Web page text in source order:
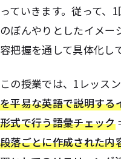
っていきます。従って、
のぼんやりとしたイメー
容把握を通して具体化し
この授業では、1レッス
を平易な英語で説明する
形式で行う語彙チェック
段落ごとに作成された内